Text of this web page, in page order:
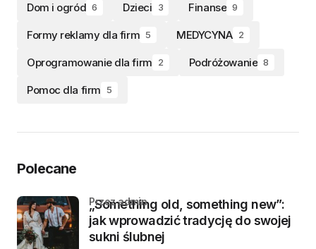
Dom i ogród 6 Dzieci 3 Finanse 9
Formy reklamy dla firm 5 MEDYCYNA 2
Oprogramowanie dla firm 2 Podróżowanie 8
Pomoc dla firm 5
Polecane
„Something old, something new”:
jak wprowadzić tradycję do swojej
sukni ślubnej
przez admin